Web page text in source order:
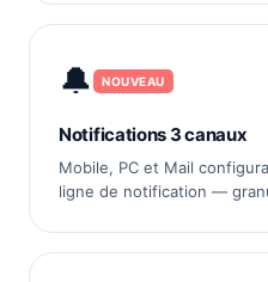
🔔 NOUVEAU
Notifications 3 canaux
Mobile, PC et Mail
ligne de notification —